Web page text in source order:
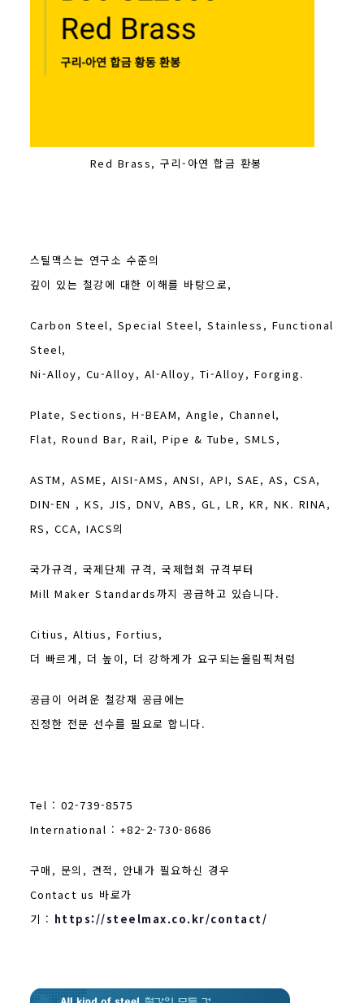
Red Brass, 구리-아연 합금 환봉
스틸맥스는 연구소 수준의
깊이 있는 철강에 대한 이해를 바탕으로,
Carbon Steel, Special Steel, Stainless, Functional
Steel,
Ni-Alloy, Cu-Alloy, Al-Alloy, Ti-Alloy, Forging.
Plate, Sections, H-BEAM, Angle, Channel,
Flat, Round Bar, Rail, Pipe & Tube, SMLS,
ASTM, ASME, AISI-AMS, ANSI, API, SAE, AS, CSA,
DIN-EN , KS, JIS, DNV, ABS, GL, LR, KR, NK. RINA,
RS, CCA, IACS의
국가규격, 국제단체 규격, 국제협회 규격부터
Mill Maker Standards까지 공급하고 있습니다.
Citius, Altius, Fortius,
더 빠르게, 더 높이, 더 강하게가 요구되는올림픽처럼
공급이 어려운 철강재 공급에는
진정한 전문 선수를 필요로 합니다.
Tel : 02-739-8575
International : +82-2-730-8686
구매, 문의, 견적, 안내가 필요하신 경우
Contact us 바로가
기 : https://steelmax.co.kr/contact/